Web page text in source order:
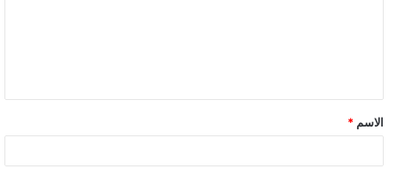
ق
*
الاسم *